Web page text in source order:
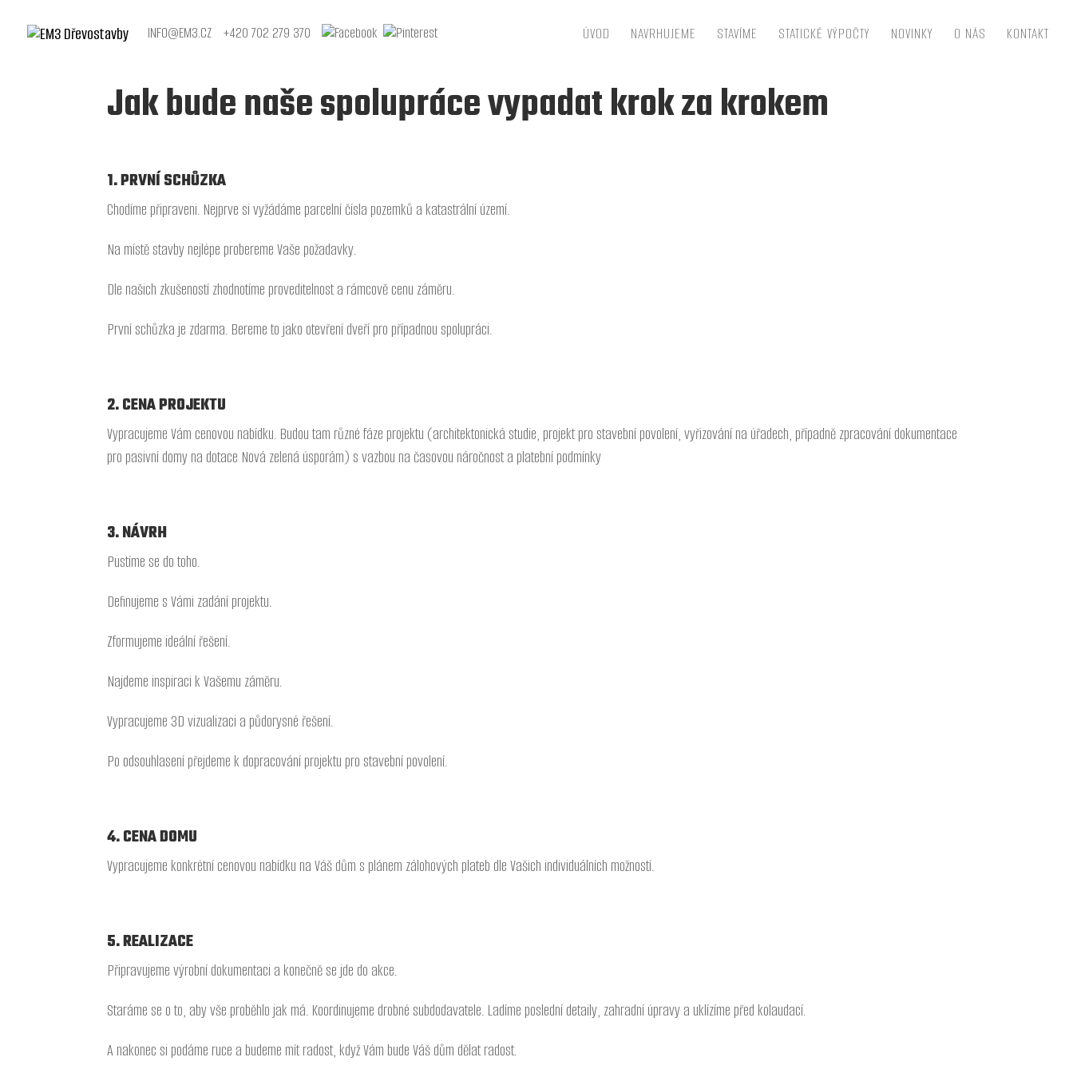
INFO@EM3.CZ +420 702 279 370 ÚVOD NAVRHUJEME STAVÍME STATICKÉ VÝPOČTY NOVINKY O NÁS KONTAKT
Jak bude naše spolupráce vypadat krok za krokem
1. PRVNÍ SCHŮZKA
Chodíme připraveni. Nejprve si vyžádáme parcelní čísla pozemků a katastrální území.
Na místě stavby nejlépe probereme Vaše požadavky.
Dle našich zkušeností zhodnotíme proveditelnost a rámcově cenu záměru.
První schůzka je zdarma. Bereme to jako otevření dveří pro případnou spolupráci.
2. CENA PROJEKTU
Vypracujeme Vám cenovou nabídku. Budou tam různé fáze projektu (architektonická studie, projekt pro stavební povolení, vyřizování na úřadech, případně zpracování dokumentace
pro pasivní domy na dotace Nová zelená úsporám) s vazbou na časovou náročnost a platební podmínky
3. NÁVRH
Pustíme se do toho.
Definujeme s Vámi zadání projektu.
Zformujeme ideální řešení.
Najdeme inspiraci k Vašemu záměru.
Vypracujeme 3D vizualizaci a půdorysné řešení.
Po odsouhlasení přejdeme k dopracování projektu pro stavební povolení.
4. CENA DOMU
Vypracujeme konkrétní cenovou nabídku na Váš dům s plánem zálohových plateb dle Vašich individuálních možností.
5.REALIZACE
Připravujeme výrobní dokumentaci a konečně se jde do akce.
Staráme se o to, aby vše proběhlo jak má. Koordinujeme drobné subdodavatele. Ladíme poslední detaily, zahradní úpravy a uklízíme před kolaudací.
A nakonec si podáme ruce a budeme mít radost, když Vám bude Váš dům dělat radost.